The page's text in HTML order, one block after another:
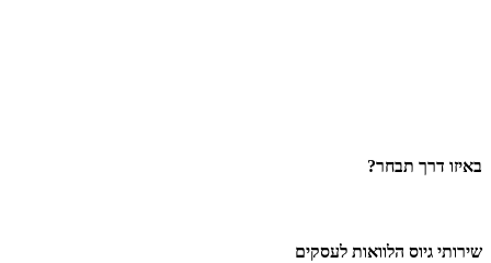
באיזו דרך תבחר?
שירותי גיוס הלוואות לעסקים